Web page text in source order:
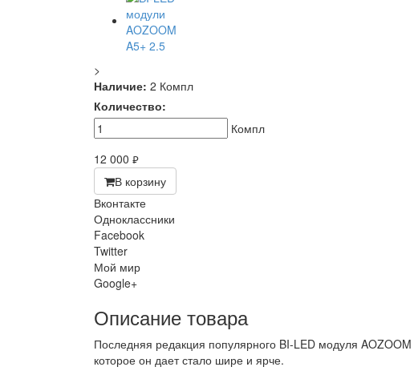
>
Наличие: 2 Компл
Количество:
Компл
12 000 руб.
В корзину
Вконтакте
Одноклассники
Facebook
Twitter
Мой мир
Google+
Описание товара
Последняя редакция популярного BI-LED модуля
которое он дает стало шире и ярче.